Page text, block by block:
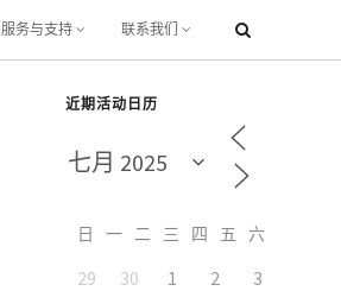
服务与支持 联系我们
近期活动日历
日 一 二 三 四 五
29 30 1 2 3